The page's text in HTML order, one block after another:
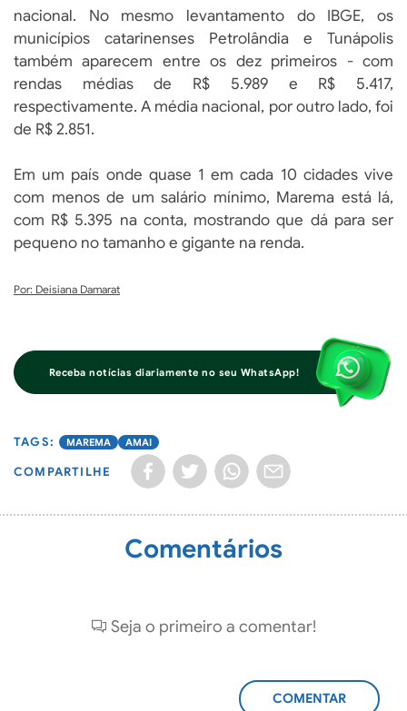
nacional. No mesmo levantamento do IBGE, os
municípios catarinenses Petrolândia e Tunápolis
também aparecem entre os dez primeiros - com
rendas médias de R$ 5.989 e R$ 5.417,
respectivamente. A média nacional, por outro lado, foi
de R$ 2.851.
Em um país onde quase 1 em cada 10 cidades vive
com menos de um salário mínimo, Marema está lá,
com R$ 5.395 na conta, mostrando que dá para ser
pequeno no tamanho e gigante na renda.
Por: Deisiana Damarat
Receba notícias diariamente no seu WhatsApp!
MAREMA AMAI
COMPARTILHE
Comentários
Seja o primeiro a comentar!
ADICIONAR